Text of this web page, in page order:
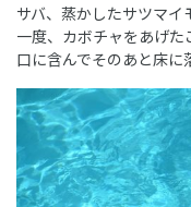
サバ、蒸かしたサツマイ
一度、カボチャをあげ
口に含んでそのあと床に